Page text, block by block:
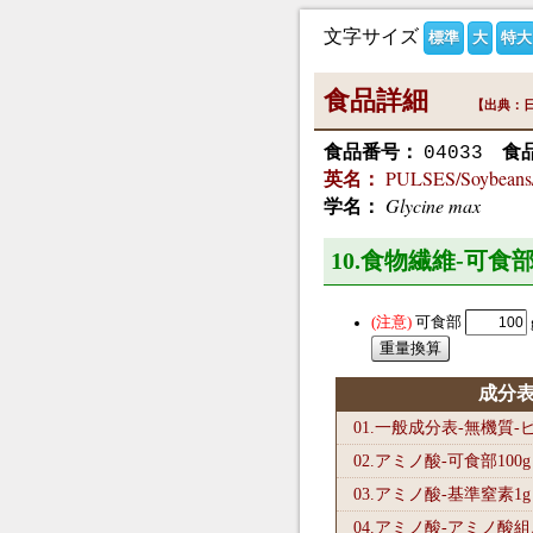
文字サイズ 標準 大 特大
食品詳細 【出典：
食品番号： 04033
食
英名： PULSES/
学名： Glycine max
10.食物繊維-可食
可食部
成分
01.一般成分表-無機質-
02.アミノ酸-可食部100g
03.アミノ酸-基準窒素1g
04.アミノ酸-アミノ酸